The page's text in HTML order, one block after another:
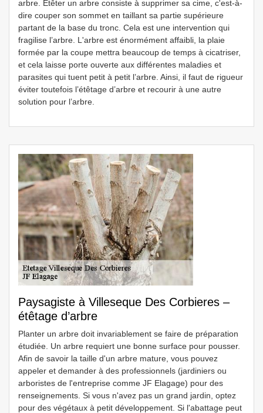
arbre. Étêter un arbre consiste à supprimer sa cime, c'est-à-
dire couper son sommet en taillant sa partie supérieure
partant de la base du tronc. Cela est une intervention qui
fragilise l’arbre. L'arbre est énormément affaibli, la plaie
formée par la coupe mettra beaucoup de temps à cicatriser,
et cela laisse porte ouverte aux différentes maladies et
parasites qui tuent petit à petit l’arbre. Ainsi, il faut de rigueur
éviter toutefois l’étêtage d’arbre et recourir à une autre
solution pour l’arbre.
Paysagiste à Villeseque Des Corbieres –
étêtage d’arbre
Planter un arbre doit invariablement se faire de préparation
étudiée. Un arbre requiert une bonne surface pour pousser.
Afin de savoir la taille d'un arbre mature, vous pouvez
appeler et demander à des professionnels (jardiniers ou
arboristes de l'entreprise comme JF Elagage) pour des
renseignements. Si vous n'avez pas un grand jardin, optez
pour des végétaux à petit développement. Si l'abattage peut